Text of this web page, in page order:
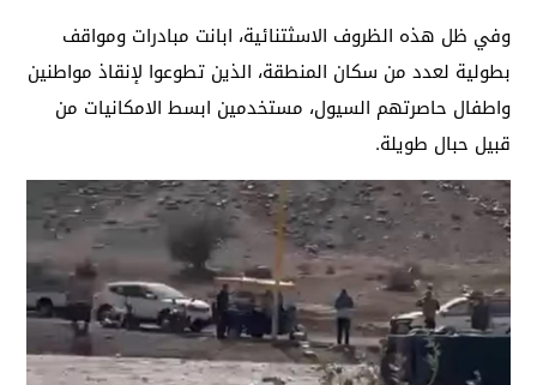
وفي ظل هذه الظروف الاسثتنائية، ابانت مبادرات ومواقف
بطولية لعدد من سكان المنطقة، الذين تطوعوا لإنقاذ مواطنين
واطفال حاصرتهم السيول، مستخدمين ابسط الامكانيات من
قبيل حبال طويلة.